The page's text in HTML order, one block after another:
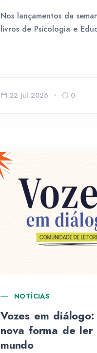
Nos lançamentos da
livros de Psicologia e
22 Jul 2026 0
NOTÍCIAS
Vozes em diálogo:
nova forma de ler
mundo